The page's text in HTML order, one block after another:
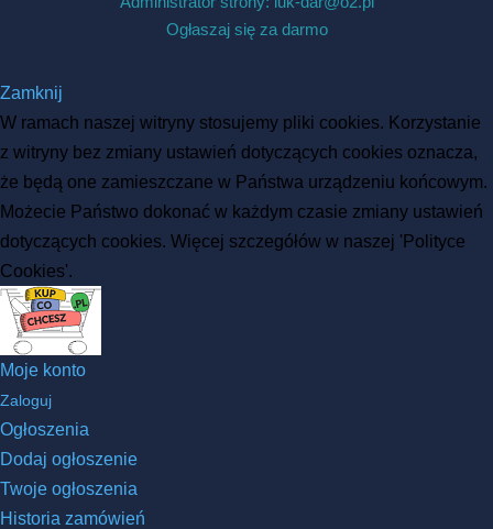
Ogłaszaj się za darmo
Zamknij
W ramach naszej witryny stosujemy pliki cookies. Korzystanie
z witryny bez zmiany ustawień dotyczących cookies oznacza,
że będą one zamieszczane w Państwa urządzeniu końcowym.
Możecie Państwo dokonać w każdym czasie zmiany ustawień
dotyczących cookies. Więcej szczegółów w naszej 'Polityce
Cookies'.
Moje konto
Zaloguj
Ogłoszenia
Dodaj ogłoszenie
Twoje ogłoszenia
Historia zamówień